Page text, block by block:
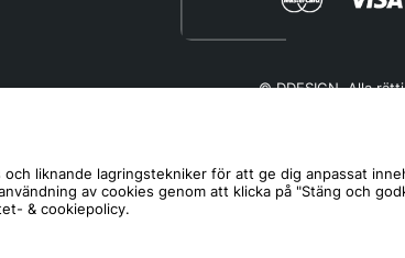
© DDESIGN. Alla
Helgfria
och liknande lagringstekniker för att ge dig anpassat
av cookies genom att klicka på "Stäng och
& cookiepolicy.